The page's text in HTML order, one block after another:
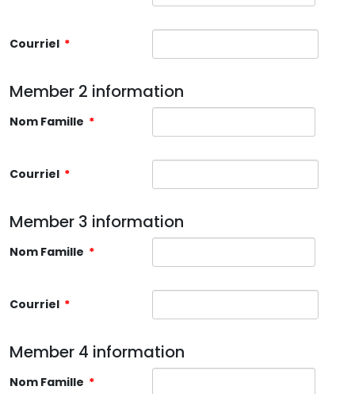
Courriel *
Member 2 information
Nom Famille *
Courriel *
Member 3 information
Nom Famille *
Courriel *
Member 4 information
Nom Famille *